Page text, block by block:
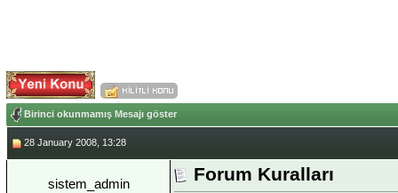
Birinci okunmamış Mesajı göster
28 January 2008, 13:28
sistem_admin Forum Kuralları